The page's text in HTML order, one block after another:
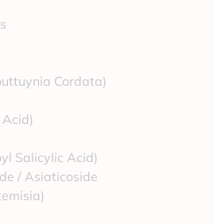
Cordata)
Salicylic Acid)
/ Asiaticoside